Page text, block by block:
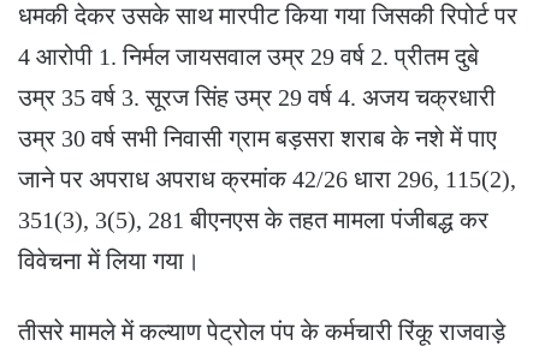
धमकी देकर उसके साथ मारपीट किया गया जिसकी रिपोर्ट पर
4 आरोपी 1. निर्मल जायसवाल उम्र 29 वर्ष 2. प्रीतम दुबे
उम्र 35 वर्ष 3. सूरज सिंह उम्र 29 वर्ष 4. अजय चक्रधारी
उम्र 30 वर्ष सभी निवासी ग्राम बड़सरा शराब के नशे में पाए
जाने पर अपराध अपराध क्रमांक 42/26 धारा 296, 115(2),
351(3), 3(5), 281 बीएनएस के तहत मामला पंजीबद्ध कर
विवेचना में लिया गया।
तीसरे मामले में कल्याण पेट्रोल पंप के कर्मचारी रिंकू राजवाड़े